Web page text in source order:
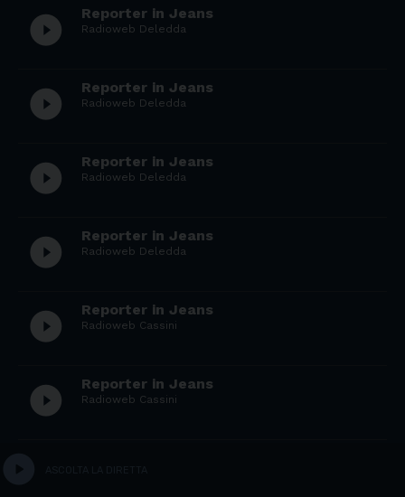
play_circle_filled Reporter in Jeans
Radioweb Deledda
play_circle_filled Reporter in Jeans
Radioweb Deledda
play_circle_filled Reporter in Jeans
Radioweb Deledda
play_circle_filled Reporter in Jeans
Radioweb Deledda
play_circle_filled Reporter in Jeans
Radioweb Cassini
play_circle_filled Reporter in Jeans
Radioweb Cassini